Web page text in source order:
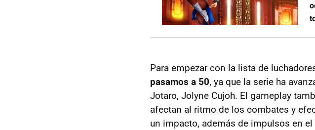
Para empezar con la lista de
pasamos a 50, ya que la serie ha
Jotaro, Jolyne Cujoh. El gameplay
afectan al ritmo de los combates y
un impacto, además de impulsos en el